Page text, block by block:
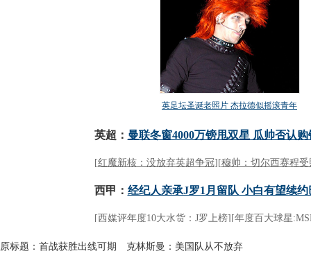
原标题：首战获胜出线可期 克林斯曼：美国队从不放弃